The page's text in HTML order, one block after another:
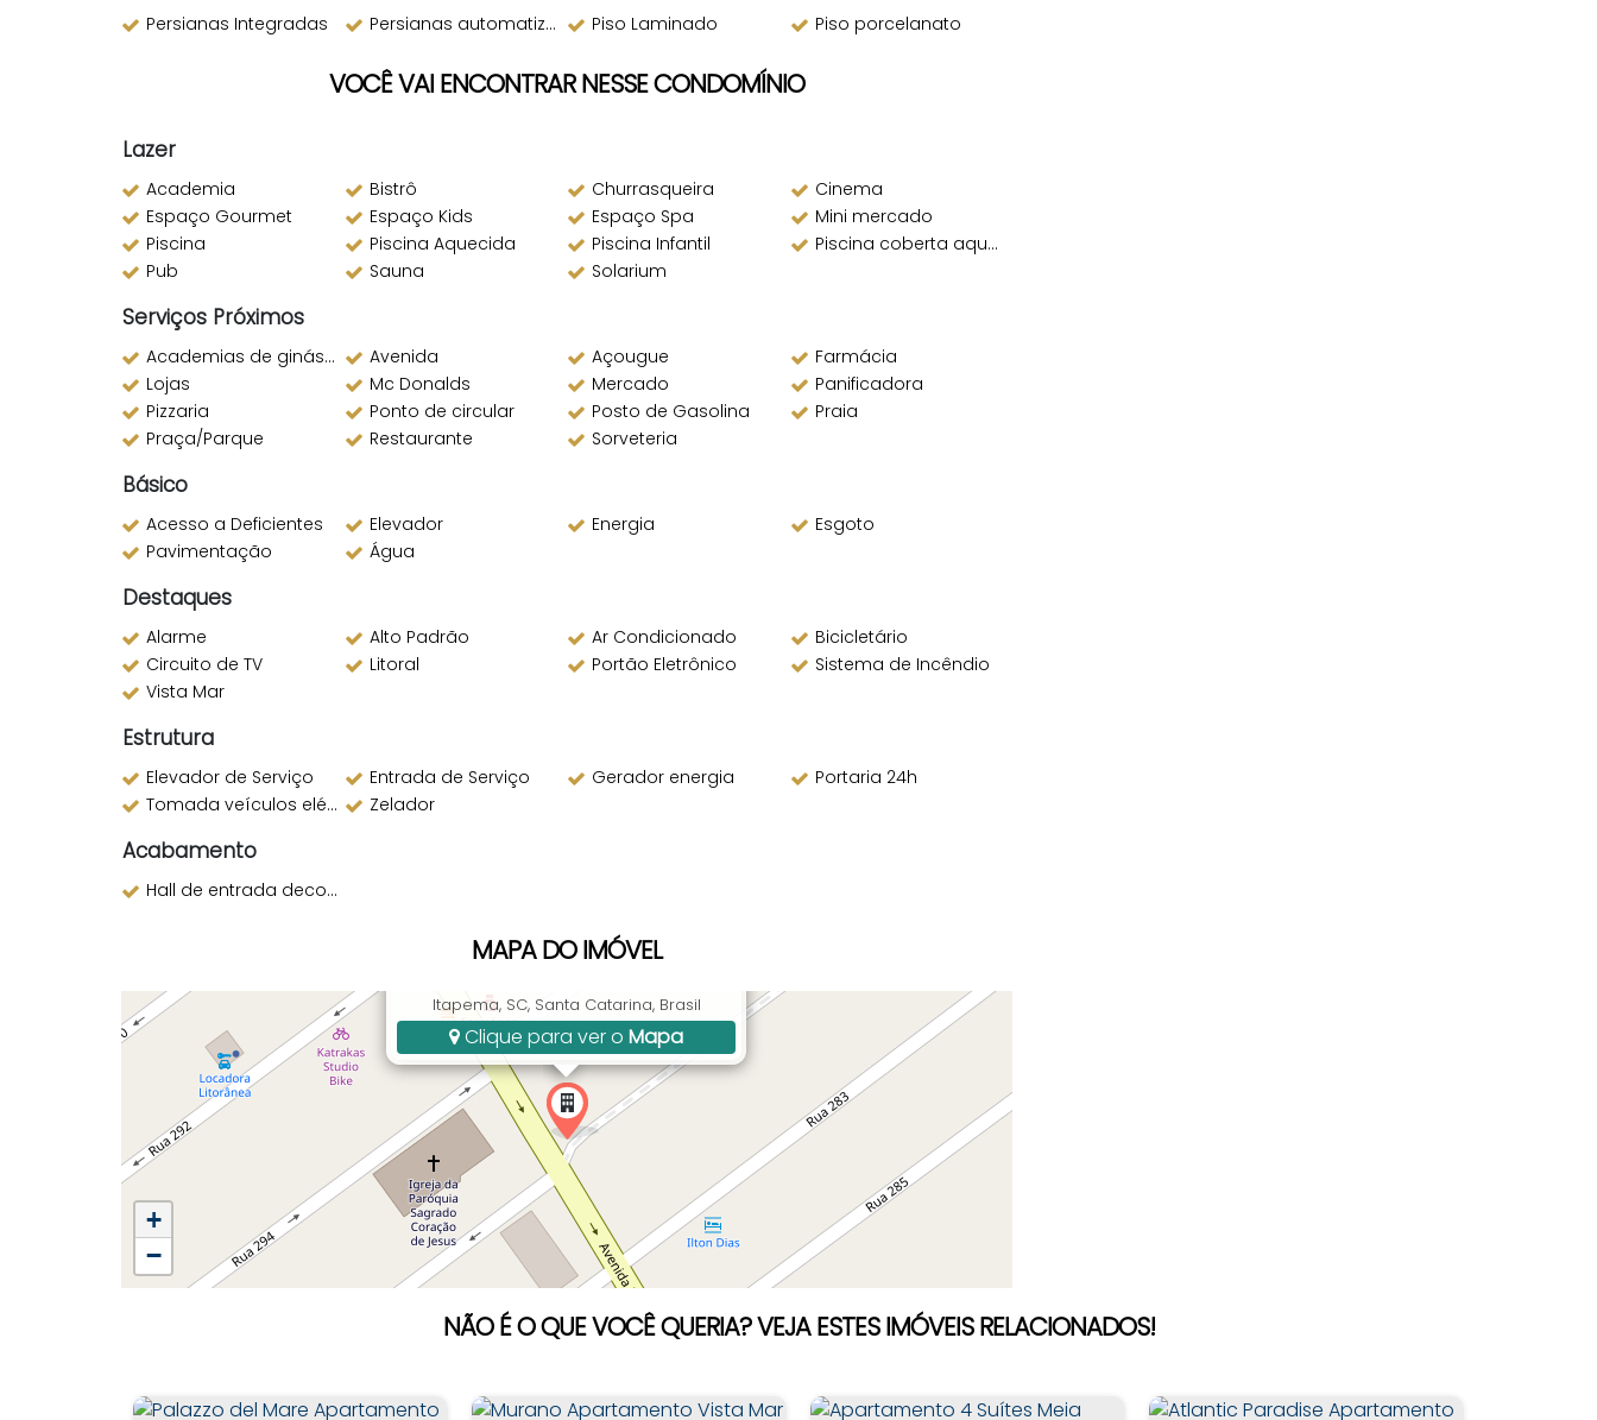
Persianas Integradas Persianas automatizadas Piso Laminado Piso porcelanato
VOCÊ VAI ENCONTRAR NESSE CONDOMÍNIO
Lazer
Academia Bistrô Churrasqueira
Cinema
Espaço Gourmet
Espaço Kids Espaço Spa
Mini mercado
Piscina
Piscina Aquecida Piscina Infantil
Piscina coberta aquecida
Pub
Sauna Solarium
Serviços Próximos
Academias de ginástica Avenida Açougue
Farmácia
Lojas
Mc Donalds Mercado
Panificadora
Pizzaria
Ponto de circular Posto de Gasolina
Praia
Praça/Parque
Restaurante Sorveteria
Básico
Acesso a Deficientes Elevador Energia
Esgoto
Pavimentação
Água
Destaques
Alarme Alto Padrão Ar Condicionado
Bicicletário
Circuito de TV
Litoral Portão Eletrônico
Sistema de Incêndio
Vista Mar
Estrutura
Elevador de Serviço Entrada de Serviço Gerador energia
Portaria 24h
Tomada veículos elétricos
Zelador
Acabamento
Hall de entrada decorado
MAPA DO IMÓVEL
Itapema, SC, Santa Catarina, Brasil
Clique para ver o Mapa
+
−
NÃO É O QUE VOCÊ QUERIA? VEJA ESTES IMÓVEIS RELACIONADOS!